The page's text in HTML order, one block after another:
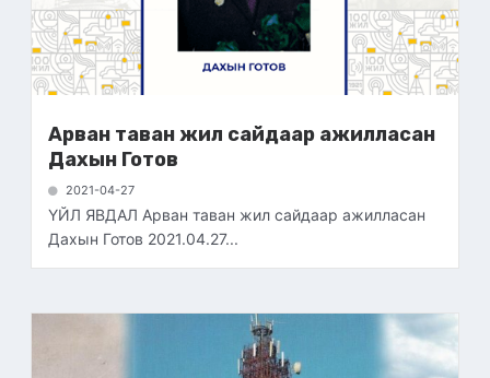
Арван таван жил сайдаар ажилласан
Дахын Готов
2021-04-27
ҮЙЛ ЯВДАЛ Арван таван жил сайдаар ажилласан
Дахын Готов 2021.04.27...